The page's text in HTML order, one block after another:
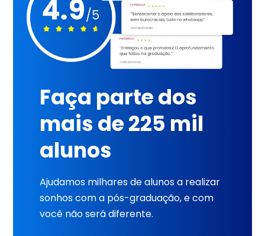
Faça parte dos
mais de 225 mil
alunos
Ajudamos milhares de alunos a realizar
sonhos com a pós-graduação, e com
você não será diferente.